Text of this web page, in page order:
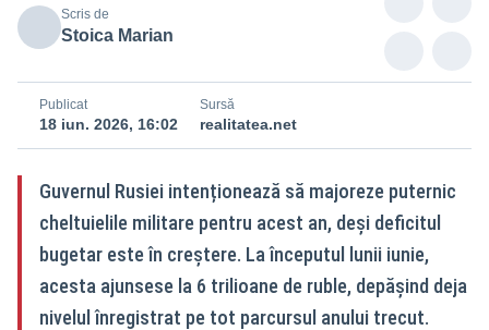
Scris de
Stoica Marian
Publicat
18 iun. 2026, 16:02
Sursă
realitatea.net
Guvernul Rusiei intenționează să majoreze puternic
cheltuielile militare pentru acest an, deși deficitul
bugetar este în creștere. La începutul lunii iunie,
acesta ajunsese la 6 trilioane de ruble, depășind deja
nivelul înregistrat pe tot parcursul anului trecut.